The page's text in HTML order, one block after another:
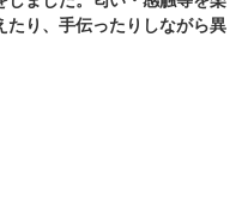
たり、手伝ったりしながら異